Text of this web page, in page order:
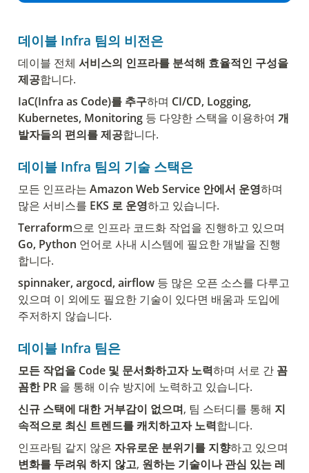
데이블 Infra 팀의 비전은
데이블 전체 서비스의 인프라를 분석해 효율적인 구성을
제공합니다.
IaC(Infra as Code)를 추구하며 CI/CD, Logging,
Kubernetes, Monitoring 등 다양한 스택을 이용하여 개
발자들의 편의를 제공합니다.
데이블 Infra 팀의 기술 스택은
모든 인프라는 Amazon Web Service 안에서 운영하며
많은 서비스를 EKS 로 운영하고 있습니다.
Terraform
Go, Python 언어로 사내 시스템에 필요한 개발을 진행
합니다.
spinnaker, argocd, airflow 등 많은 오픈 소스를 다루고
있으며 이 외에도 필요한 기술이 있다면 배움과 도입에
주저하지 않습니다.
데이블 Infra 팀은
모든 작업을 Code 및 문서화하고자 노력하며 서로 간 꼼
꼼한 PR 을 통해 이슈 방지에 노력하고 있습니다.
신규 스택에 대한 거부감이 없으며, 팀 스터디를 통해 지
속적으로 최신 트렌드를 캐치하고자 노력합니다.
인프라팀 같지 않은 자유로운 분위기를 지향
변화를 두려워 하지 않고, 원하는 기술이나 관심 있는 레